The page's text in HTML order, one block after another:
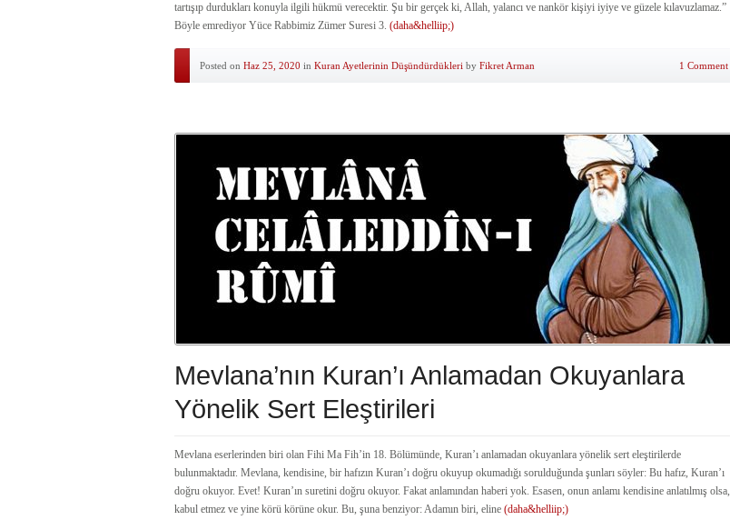
tartışıp durdukları konuyla ilgili hükmü verecektir. Şu bir gerçek ki, Allah, yalancı ve nankör kişiyi iyiye ve güzele kılavuzlamaz.”
Böyle emrediyor Yüce Rabbimiz Zümer Suresi 3. (daha&helliip;)
Posted on Haz 25, 2020 in Kuran Ayetlerinin Düşündürdükleri by Fikret Arman 1 Comment
Mevlana’nın Kuran’ı Anlamadan Okuyanlara
Yönelik Sert Eleştirileri
Mevlana eserlerinden biri olan Fihi Ma Fih’in 18. Bölümünde, Kuran’ı anlamadan okuyanlara yönelik sert eleştirilerde
bulunmaktadır. Mevlana, kendisine, bir hafızın Kuran’ı doğru okuyup okumadığı sorulduğunda şunları söyler: Bu hafız, Kuran’ı
doğru okuyor. Evet! Kuran’ın suretini doğru okuyor. Fakat anlamından haberi yok. Esasen, onun anlamı kendisine anlatılmış olsa,
kabul etmez ve yine körü körüne okur. Bu, şuna benziyor: Adamın biri, eline (daha&helliip;)